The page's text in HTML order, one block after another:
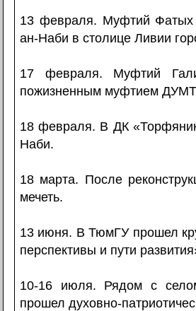
13 февраля. Муфтий Фатых
ан-Наби в столице Ливии
17 февраля. Муфтий
пожизненным муфтием
18 февраля. В ДК
Наби.
18 марта. После
мечеть.
13 июня. В ТюмГУ прошел
перспективы и пути
10-16 июля. Рядом с
прошел духовно-